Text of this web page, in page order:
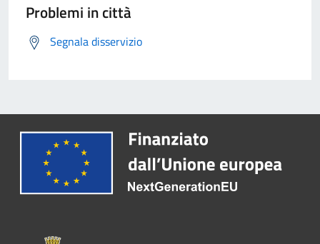
Problemi in città
Segnala disservizio